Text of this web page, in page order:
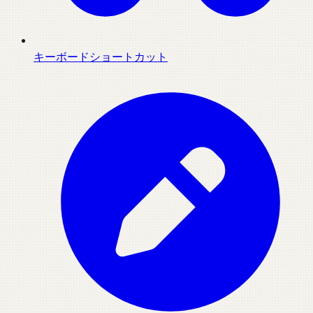
キーボードショートカット